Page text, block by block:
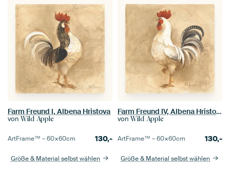
Farm Freund I, Albena Hristova
von Wild Apple
ArtFrame™ –60×60cm 130,-
Größe & Material selbst wählen
Farm Freund IV, Albena Hristova
von Wild Apple
ArtFrame™ –60×60cm 130,-
Größe & Material selbst wählen